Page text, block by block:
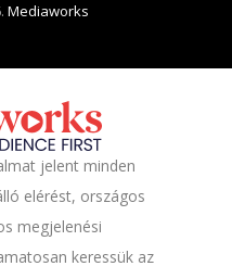
Mediaworks
jelent minden
elérést, országos
megjelenési
keressük az